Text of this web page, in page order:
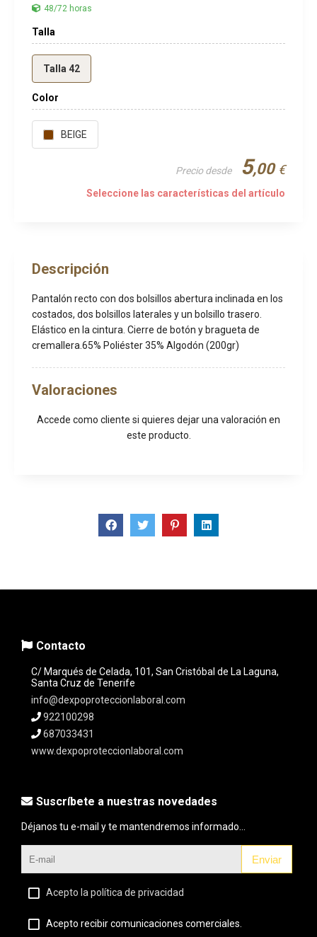
48/72 horas
Talla
Talla 42
Color
BEIGE
Precio desde 5,00 €
Seleccione las características del artículo
Descripción
Pantalón recto con dos bolsillos abertura inclinada en los
costados, dos bolsillos laterales y un bolsillo trasero.
Elástico en la cintura. Cierre de botón y bragueta de
cremallera.65% Poliéster 35% Algodón (200gr)
Valoraciones
Accede como cliente si quieres dejar una valoración en
este producto.
Contacto
C/ Marqués de Celada, 101, San Cristóbal de La Laguna,
Santa Cruz de Tenerife
info@dexpoproteccionlaboral.com
922100298
687033431
www.dexpoproteccionlaboral.com
Suscríbete a nuestras novedades
Déjanos tu e-mail y te mantendremos informado...
Enviar
Acepto la política de privacidad
Acepto recibir comunicaciones comerciales.